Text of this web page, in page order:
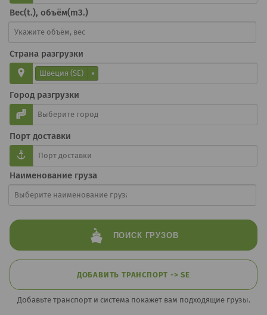
Вес(t.), объём(m3.)
Страна разгрузки
Швеция (SE) ×
Город разгрузки
Порт доставки
Наименование груза
ПОИСК ГРУЗОВ
ДОБАВИТЬ ТРАНСПОРТ -> SE
Добавьте транспорт и система покажет вам подходящие грузы.